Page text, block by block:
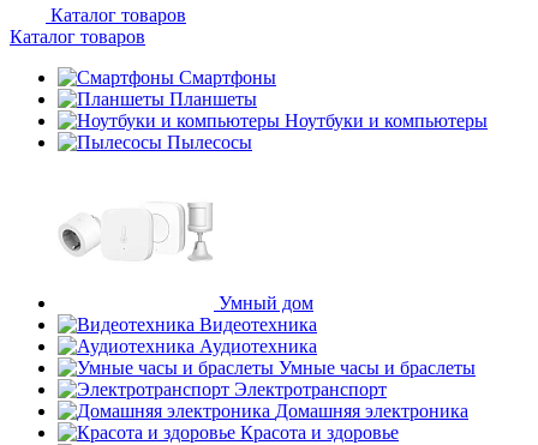
Каталог товаров
Каталог товаров
Смартфоны
Планшеты
Ноутбуки и компьютеры
Пылесосы
Умный дом
Видеотехника
Аудиотехника
Умные часы и браслеты
Электротранспорт
Домашняя электроника
Красота и здоровье
недели
plait.ru